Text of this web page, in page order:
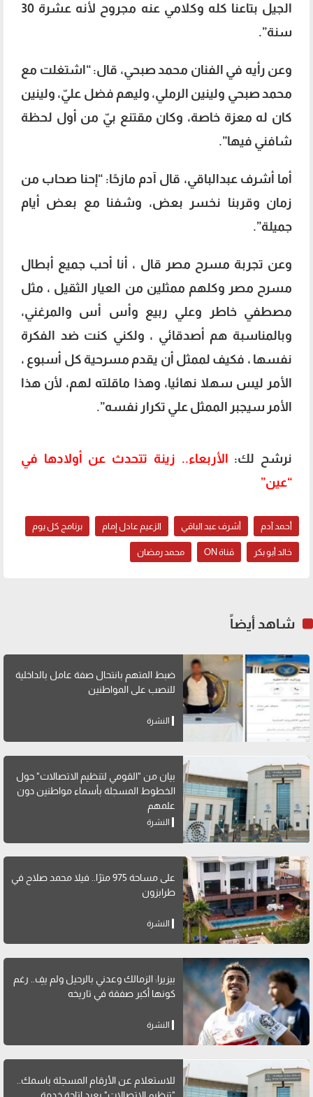
الجيل بتاعنا كله وكلامي عنه مجروح لأنه عشرة 30
سنة”.
وعن رأيه في الفنان محمد صبحي، قال: “اشتغلت مع
محمد صبحي ولينين الرملي، وليهم فضل عليّ، ولينين
كان له معزة خاصة، وكان مقتنع بيّ من أول لحظة
شافني فيها”.
أما أشرف عبدالباقي، قال آدم مازحًا: “إحنا صحاب من
زمان وقربنا نخسر بعض، وشفنا مع بعض أيام
جميلة”.
وعن تجربة مسرح مصر قال ، أنا أحب جميع أبطال
مسرح مصر وكلهم ممثلين من العيار الثقيل ، مثل
مصطفي خاطر وعلي ربيع وأس أس والمرغني،
وبالمناسبة هم أصدقائي ، ولكني كنت ضد الفكرة
نفسها ، فكيف لممثل أن يقدم مسرحية كل أسبوع ،
الأمر ليس سهلا نهائيا، وهذا ماقلته لهم، لأن هذا
الأمر سيجبر الممثل علي تكرار نفسه”.
نرشح لك: الأربعاء.. زينة تتحدث عن أولادها في
“عين”
أحمد آدم أشرف عبد الباقي الزعيم عادل إمام برنامج كل يوم
خالد أبو بكر قناة ON محمد رمضان
شاهد أيضاً
ضبط المتهم بانتحال صفة عامل بالداخلية
للنصب على المواطنين
النشرة
بيان من "القومي لتنظيم الاتصالات" حول
الخطوط المسجلة بأسماء مواطنين دون
علمهم
النشرة
على مساحة 975 مترًا.. فيلا محمد صلاح في
طرابزون
النشرة
بيزيرا: الزمالك وعدني بالرحيل ولم يفِ.. رغم
كونها أكبر صفقة في تاريخه
النشرة
للاستعلام عن الأرقام المسجلة باسمك..
"تنظيم الاتصالات" يعيد إتاحة خدمة